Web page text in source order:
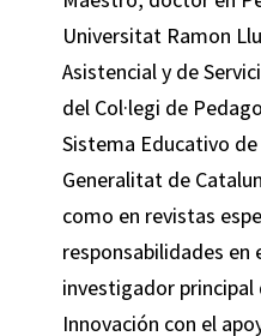
Universitat Ramon
Asistencial y de
del Col·legi de
Sistema Educativo
Generalitat de
como en revistas
responsabilidades
investigador principal
Innovación con el